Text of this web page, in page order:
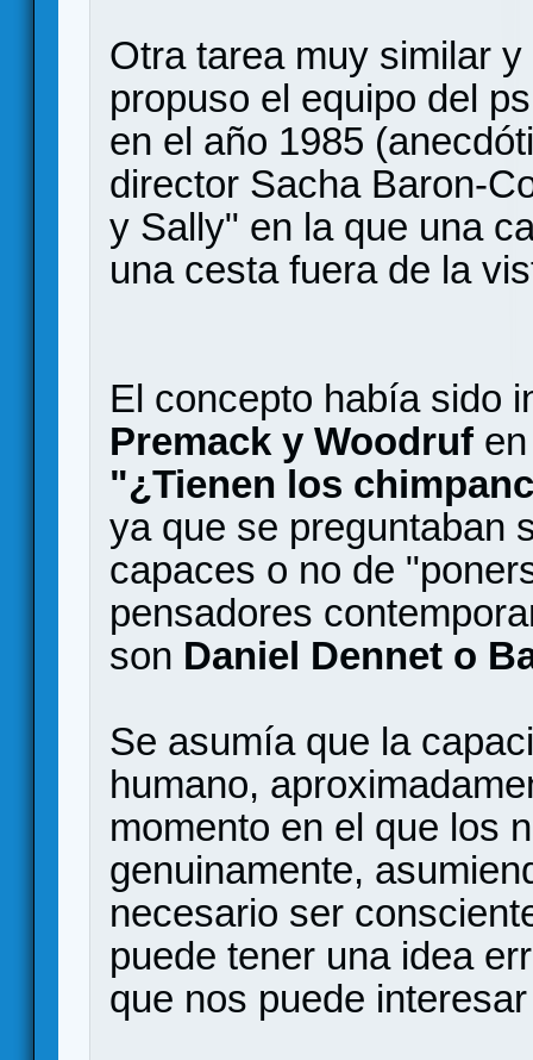
Otra tarea muy similar
propuso el equipo del
en el año 1985
director Sacha Baron-
y Sally" en la que una
una cesta fuera de la
El concepto había sido
Premack y Woodruf
"¿Tienen los
ya que se preguntaban
capaces o no de
pensadores
son Daniel Dennet o
Se asumía que la
humano,
momento en el que los
genuinamente,
necesario ser
puede tener una idea
que nos puede